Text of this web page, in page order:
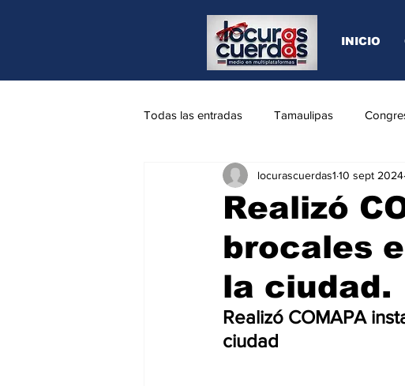
INICIO
Todas las entradas Tamaulipas
REYNOSA N.LAREDO
Realizó
brocales
la ciudad.
locurascuerdas1 10 sept 2024
Realizó COMAPA
ciudad